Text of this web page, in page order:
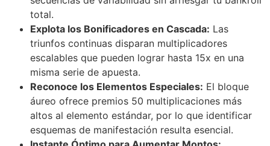
total.
Explota los Bonificadores en Cascada: Las
triunfos continuas disparan multiplicadores
escalables que pueden lograr hasta 15x en una
misma serie de apuesta.
Reconoce los Elementos Especiales: El bloque
áureo ofrece premios 50 multiplicaciones más
altos al elemento estándar, por lo que identificar
esquemas de manifestación resulta esencial.